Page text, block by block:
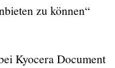
zu können“
Kyocera Document